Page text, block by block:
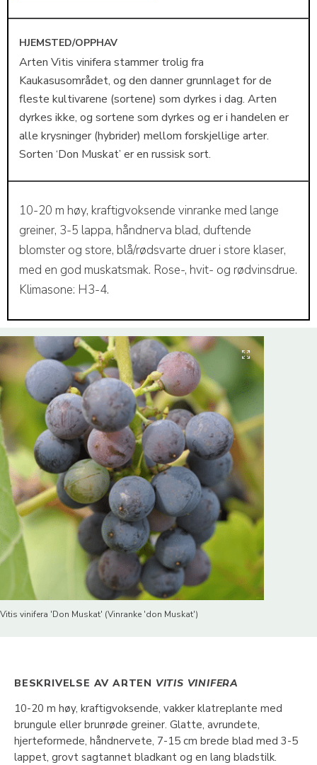
HJEMSTED/OPPHAV
Arten Vitis vinifera stammer trolig fra
Kaukasusområdet, og den danner grunnlaget for de
fleste kultivarene (sortene) som dyrkes i dag. Arten
dyrkes ikke, og sortene som dyrkes og er i handelen er
alle krysninger (hybrider) mellom forskjellige arter.
Sorten ‘Don Muskat’ er en russisk sort.
10-20 m høy, kraftigvoksende vinranke med lange
greiner, 3-5 lappa, håndnerva blad, duftende
blomster og store, blå/rødsvarte druer i store klaser,
med en god muskatsmak. Rose-, hvit- og rødvinsdrue.
Klimasone: H3-4.
Vitis vinifera 'Don Muskat' (Vinranke 'don Muskat')
BESKRIVELSE AV ARTEN VITIS VINIFERA
10-20 m høy, kraftigvoksende, vakker klatreplante med
brungule eller brunrøde greiner. Glatte, avrundete,
hjerteformede, håndnervete, 7-15 cm brede blad med 3-5
lappet, grovt sagtannet bladkant og en lang bladstilk.